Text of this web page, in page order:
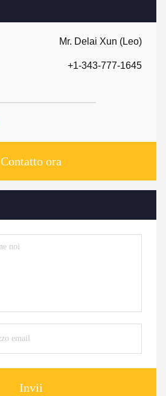
Mr. Delai Xun (Leo)
+1-343-777-1645
Contatto ora
Invii